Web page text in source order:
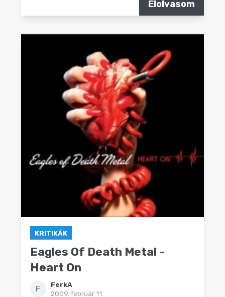
Elolvasom
KRITIKÁK
Eagles Of Death Metal -
Heart On
F
FerkA
2009. február 11.